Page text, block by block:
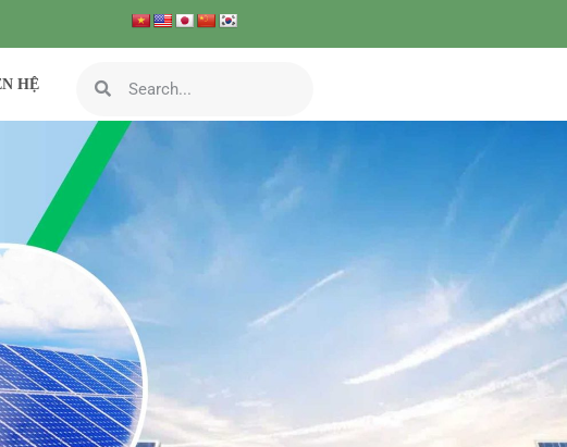
HỆ